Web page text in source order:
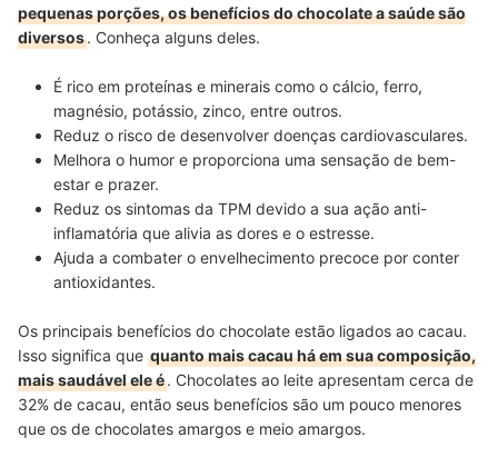
pequenas porções, os benefícios do chocolate a saúde são
diversos. Conheça alguns deles.
É rico em proteínas e minerais como o cálcio, ferro,
magnésio, potássio, zinco, entre outros.
Reduz o risco de desenvolver doenças cardiovasculares.
Melhora o humor e proporciona uma sensação de bem-
estar e prazer.
Reduz os sintomas da TPM devido a sua ação anti-
inflamatória que alivia as dores e o estresse.
Ajuda a combater o envelhecimento precoce por conter
antioxidantes.
Os principais benefícios do chocolate estão ligados ao cacau.
Isso significa que quanto mais cacau há em sua composição,
mais saudável ele é. Chocolates ao leite apresentam cerca de
32% de cacau, então seus benefícios são um pouco menores
que os de chocolates amargos e meio amargos.